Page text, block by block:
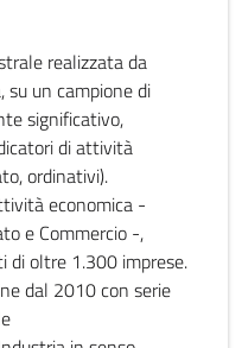
realizzata da
su un campione di
significativo,
di attività
ordinativi).
economica -
e Commercio -,
di oltre 1.300 imprese.
dal 2010 con serie